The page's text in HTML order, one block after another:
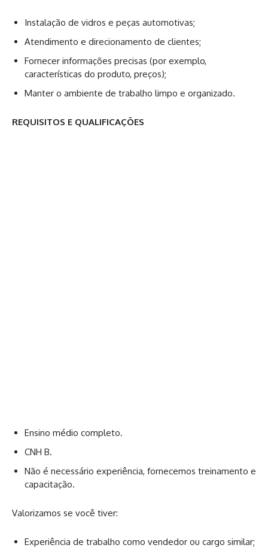
Instalação de vidros e peças automotivas;
Atendimento e direcionamento de clientes;
Fornecer informações precisas (por exemplo,
características do produto, preços);
Manter o ambiente de trabalho limpo e organizado.
REQUISITOS E QUALIFICAÇÕES
Ensino médio completo.
CNH B.
Não é necessário experiência, fornecemos treinamento e
capacitação.
Valorizamos se você tiver:
Experiência de trabalho como vendedor ou cargo similar;